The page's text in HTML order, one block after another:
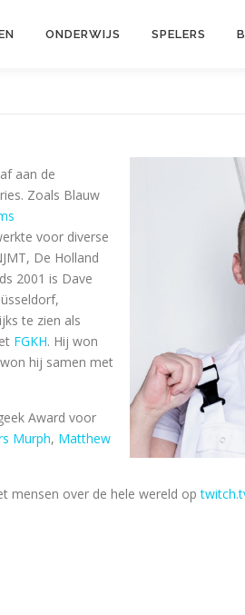
ONDERWIJS SPELERS
aan de
Zoals Blauw
voor diverse
De Holland
2001 is Dave
te zien als
FGKH. Hij won
hij samen met
Award voor
Murph, Matthew
mensen over de hele wereld op